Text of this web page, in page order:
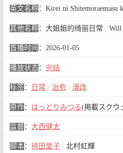
英文名称： Kirei ni Shitemoraemasu
其他名称： 大姐姐的绮丽日常 /Will
首播时间 ： 2026-01-05
播放状态： 完结
标签： 日常 / 治愈 / 漫改
原作： はっとりみつる(掲載スクウ
监督 ： 大西健太
脚本： 待田堂子 /北村虹輝